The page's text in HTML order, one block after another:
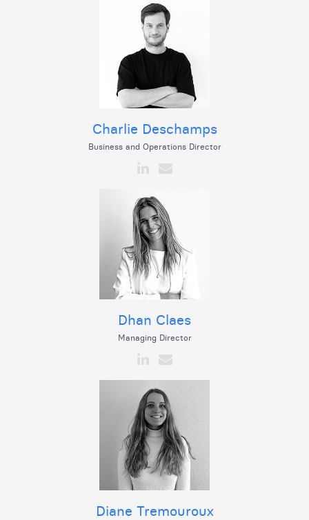
Charlie Deschamps
Business and Operations Director
Dhan Claes
Managing Director
Diane Tremouroux